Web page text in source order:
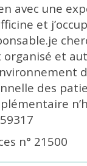
avec une
et
organisé et
des
n° 21500